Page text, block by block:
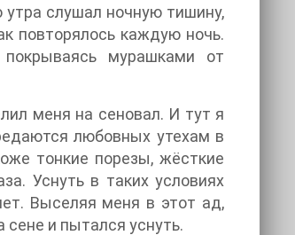
слушал ночную тишину,
повторялось каждую ночь.
мурашками от
меня на сеновал. И тут я
любовных утехам в
тонкие порезы, жёсткие
Уснуть в таких условиях
Выселяя меня в этот ад,
и пытался уснуть.